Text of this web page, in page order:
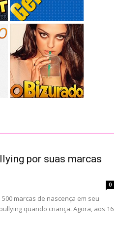
por suas marcas
0
marcas de nascença em seu
quando criança. Agora, aos 16